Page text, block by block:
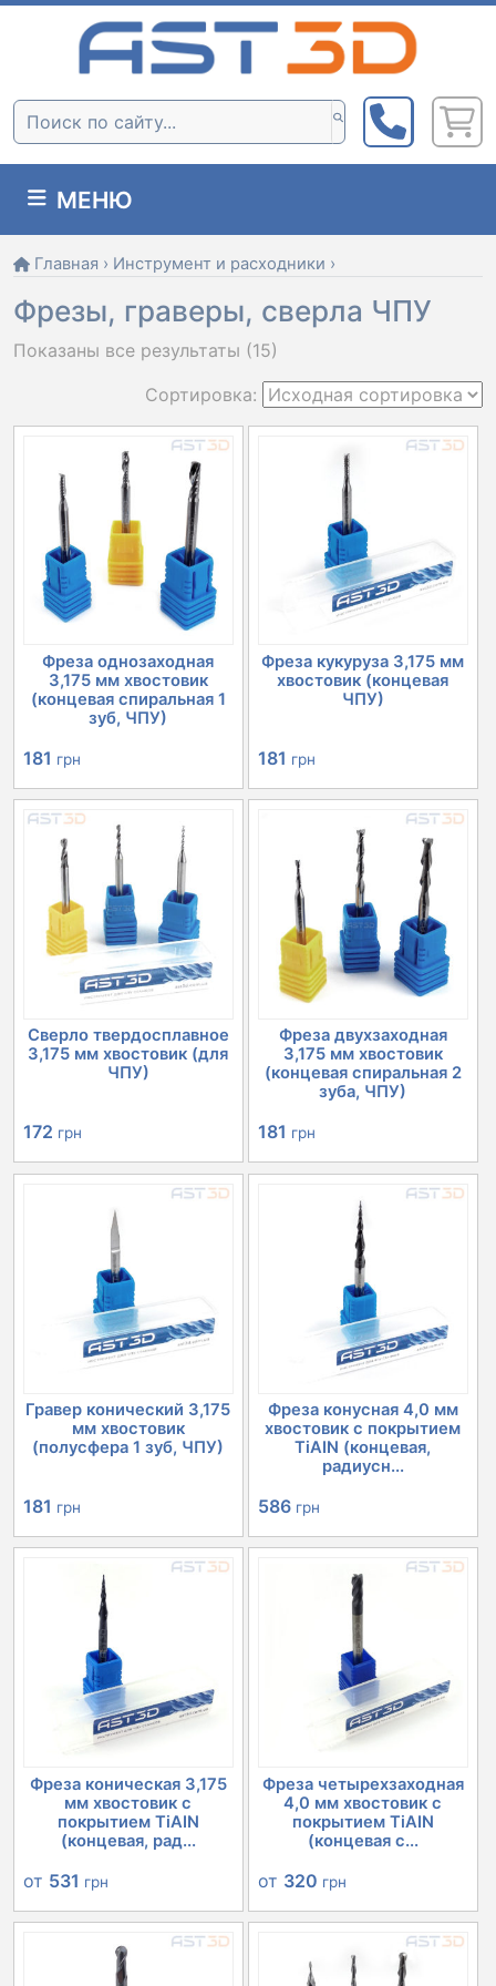
Skip
Поиск:
МЕНЮ
Главная › Инструмент и расходники ›
Фрезы, граверы, сверла ЧПУ
Показаны все результаты (15)
Фреза однозаходная
3,175 мм хвостовик
(концевая спиральная 1
зуб, ЧПУ)
181 грн
Фреза кукуруза 3,175 мм
хвостовик (концевая
ЧПУ)
181 грн
Сверло твердосплавное
3,175 мм хвостовик (для
ЧПУ)
172 грн
Фреза двухзаходная
3,175 мм хвостовик
(концевая спиральная 2
зуба, ЧПУ)
181 грн
Гравер конический 3,175
мм хвостовик
(полусфера 1 зуб, ЧПУ)
181 грн
Фреза конусная 4,0 мм
хвостовик с покрытием
TiAIN (концевая,
радиусн...
586 грн
Фреза коническая 3,175
мм хвостовик с
покрытием TiAIN
(концевая, рад...
от 531 грн
Фреза четырехзаходная
4,0 мм хвостовик с
покрытием TiAIN
(концевая с...
от 320 грн